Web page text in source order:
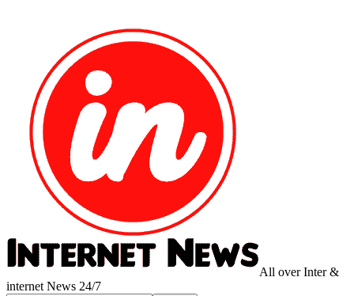
All over Inter &
internet News 24/7